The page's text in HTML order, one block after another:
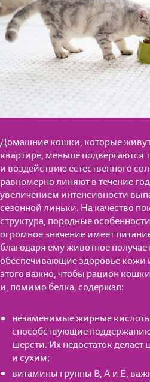
Домашние кошки, которые
квартире, меньше
и воздействию естественного
равномерно линяют в течение
увеличением интенсивности
сезонной линьки. На качество
структура, породные
огромное значение имеет
благодаря ему животное
обеспечивающие здоровье кожи
этого важно, чтобы рацион
и, помимо белка, содержал:
незаменимые жирные
способствующие
шерсти. Их недостаток
и сухим;
витамины группы В, А и Е,